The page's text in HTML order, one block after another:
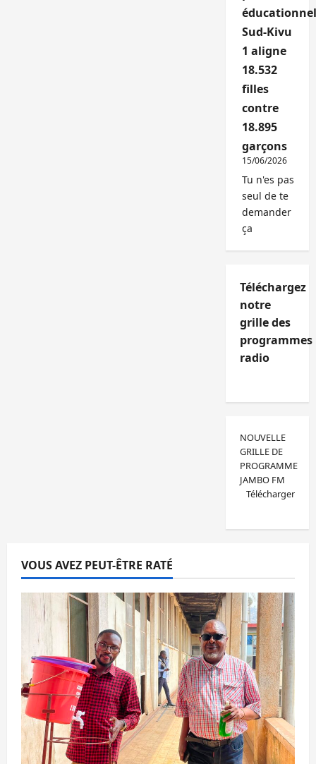
Sud-Kivu
1 aligne
18.532
filles
contre
18.895
garçons
15/06/2026
Tu n'es pas
seul de te
demander
ça
Téléchargez
notre
grille des
programmes
radio
NOUVELLE
GRILLE DE
PROGRAMME
JAMBO FM
Télécharger
VOUS AVEZ PEUT-ÊTRE RATÉ